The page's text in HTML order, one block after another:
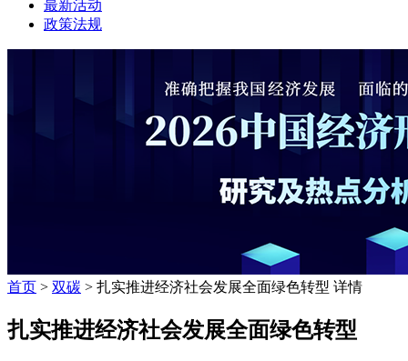
最新活动
政策法规
首页 > 双碳 > 扎实推进经济社会发展全面绿色转型 详情
扎实推进经济社会发展全面绿色转型